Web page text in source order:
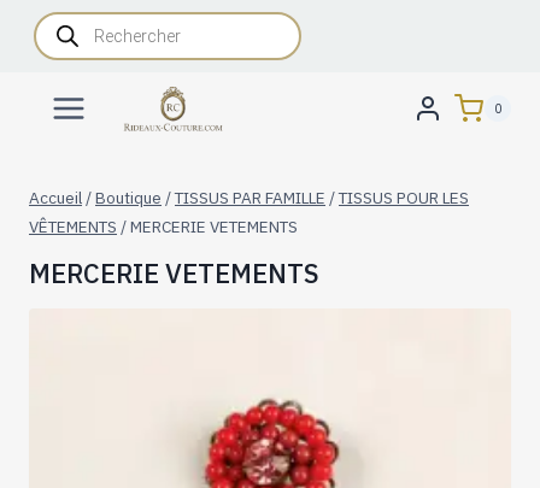
AllerRecherche
de
produits
0
Accueil /Boutique /TISSUS PAR FAMILLE /TISSUS POUR LES
VÊTEMENTS /MERCERIE VETEMENTS
MERCERIE VETEMENTS